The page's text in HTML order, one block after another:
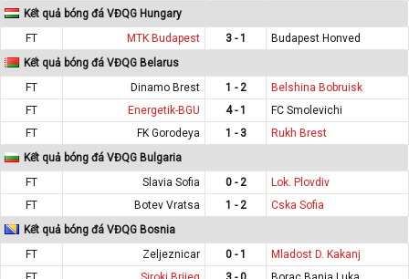
Kết quả bóng đá VĐQG Hungary
FT
MTK Budapest 3 - 1
Budapest Honved
Kết quả bóng đá VĐQG Belarus
FT
Dinamo Brest 1 - 2
Belshina Bobruisk
FT
Energetik-BGU 4 - 1
FC Smolevichi
FT
FK Gorodeya 1 - 3
Rukh Brest
Kết quả bóng đá VĐQG Bulgaria
FT
Slavia Sofia 0 - 2
Lok. Plovdiv
FT
Botev Vratsa 1 - 2
Cska Sofia
Kết quả bóng đá VĐQG Bosnia
FT
Zeljeznicar 0 - 1
Mladost D. Kakanj